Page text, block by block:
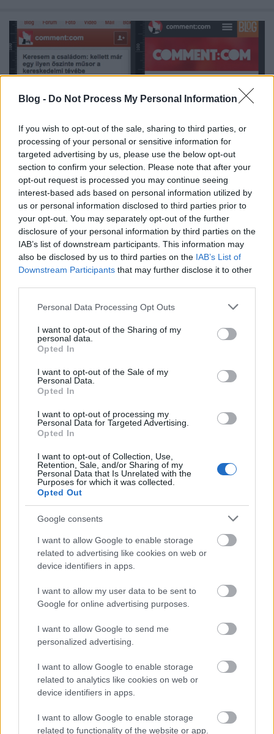
Blog - Do Not Process My Personal Information
If you wish to opt-out of the sale, sharing to third parties, or
processing of your personal or sensitive information for
targeted advertising by us, please use the below opt-out
section to confirm your selection. Please note that after your
opt-out request is processed you may continue seeing
interest-based ads based on personal information utilized by
us or personal information disclosed to third parties prior to
your opt-out. You may separately opt-out of the further
disclosure of your personal information by third parties on the
IAB’s list of downstream participants. This information may
also be disclosed by us to third parties on the IAB’s List of
Downstream Participants that may further disclose it to other
Please note that this website/app uses one or more Google
not limited to your visit or usage behaviour. You may click to
grant or deny consent to Google and its third-party tags to
use your data for below specified purposes in below Google
consent section.
Personal Data Processing Opt Outs
I want to opt-out of the Sharing of my
personal data.
Opted In
I want to opt-out of the Sale of my
Personal Data.
Opted In
I want to opt-out of processing my
Personal Data for Targeted Advertising.
Opted In
I want to opt-out of Collection, Use,
Retention, Sale, and/or Sharing of my
Personal Data that Is Unrelated with the
Purposes for which it was collected.
Opted Out
Google consents
I want to allow Google to enable storage
related to advertising like cookies on web or
device identifiers in apps.
I want to allow my user data to be sent to
Google for online advertising purposes.
I want to allow Google to send me
personalized advertising.
I want to allow Google to enable storage
related to analytics like cookies on web or
device identifiers in apps.
I want to allow Google to enable storage
related to functionality of the website or app.
Mobilsablon botoxing -
ráncfelvarrtunk
Leni•2015. november 12.
blog.hu mobilos megjelenését. Röviden
kezelhetőbb lett az egyébként sok kötöttséget
tartalmazó megjelenés. blog.hu…
Éjjel pihenni fog a blog.hu
Folytatódik a karbantartási, bővítési projektünk,
blog.hu rendszere. A leállásra azért van szükség,
mert a blog.hu adatbázis szerkezetét módosítanunk
kell, a jövőben megjelenő új funkciók kapcsán. A
leállás alatt…
Megújult a blog.hu címlapja
2014. március 06.
A blog.hu címlapja felett igencsak eljárt már az idő,
így éppen ideje volt, hogy megjelenésben,
tartalmilag és funkcióját tekintve is újragondoljuk.
Az elmúlt évek tapasztalata és különféle statisztikái
azt mutatták, hogy próbálkozásaink ellenére a
Amit az olvasottság számlálóról
• 2014. január 22.